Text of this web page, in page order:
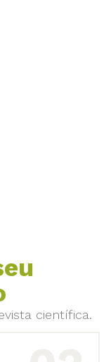
científica.